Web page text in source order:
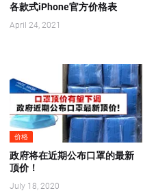
各款式iPhone官方价格表
April 24, 2021
价格
政府将在近期公布口罩的最新
顶价！
July 18, 2020